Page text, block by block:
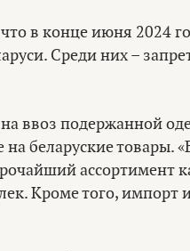
в конце июня 2024
Среди них –
на ввоз подержанной
беларуские товары.
ассортимент
Кроме того, импорт